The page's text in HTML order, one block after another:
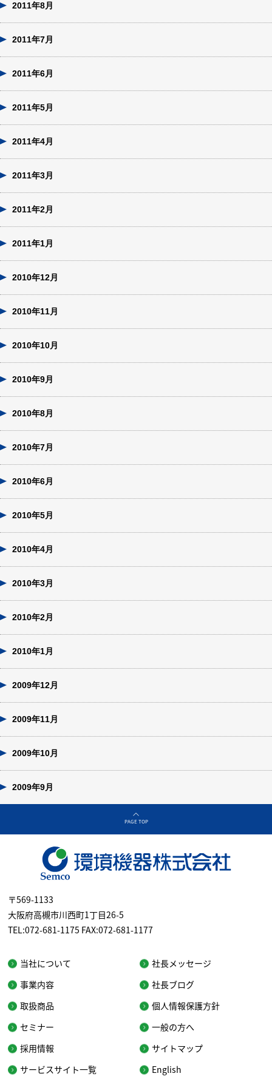
2011年8月
2011年7月
2011年6月
2011年5月
2011年4月
2011年3月
2011年2月
2011年1月
2010年12月
2010年11月
2010年10月
2010年9月
2010年8月
2010年7月
2010年6月
2010年5月
2010年4月
2010年3月
2010年2月
2010年1月
2009年12月
2009年11月
2009年10月
2009年9月
PAGE TOP
〒569-1133
大阪府高槻市川西町1丁目26-5
TEL:072-681-1175 FAX:072-681-1177
当社について
事業内容
取扱商品
セミナー
採用情報
サービスサイト一覧
社長メッセージ
社長ブログ
個人情報保護方針
一般の方へ
サイトマップ
English